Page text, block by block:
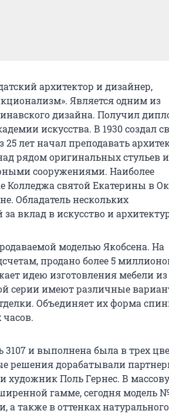
архитектор и дизайнер,
Является одним из
дизайна. Получил
искусства. В 1930 создал
25 лет начал преподавать
рядом оригинальных стульев
сооружениями. Наиболее
Колледжа святой Екатерины в
Обладатель нескольких
вклад в искусство и
моделью Якобсена. На
продано более 5
идею изготовления мебели из
серии имеют различные
Объединяет их форма
и выполнена была в трех
решения дорабатывали
художник Поль Гернес. В
гамме, сегодня модель
также в оттенках